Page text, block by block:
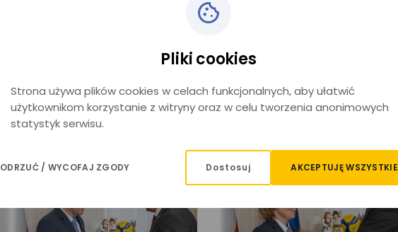
Pliki cookies
Strona używa plików cookies w celach funkcjonalnych, aby ułatwić
użytkownikom korzystanie z witryny oraz w celu tworzenia anonimowych
statystyk serwisu.
ODRZUĆ / WYCOFAJ ZGODY Dostosuj AKCEPTUJĘ WSZYSTKIE